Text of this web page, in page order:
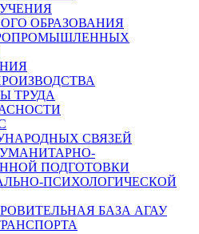
ОБРАЗОВАНИЯ
ТРУДА
СВЯЗЕЙ
ПОДГОТОВКИ
ПСИХОЛОГИЧЕСКОЙ
БАЗА АГАУ